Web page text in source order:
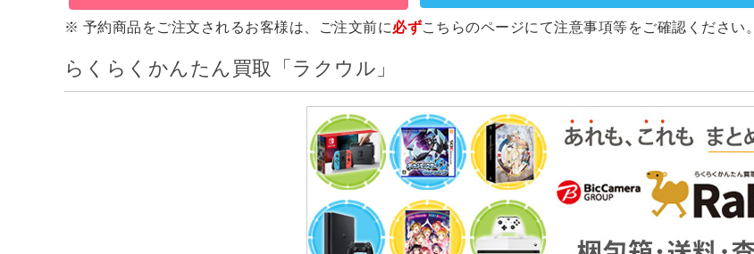
※ 予約商品をご注文されるお客様は、ご注文前に必ずこちらのページにて注意事項等をご確認ください。
らくらくかんたん買取「ラクウル」